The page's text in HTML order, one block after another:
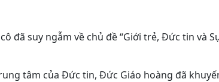
đã suy ngẫm về chủ đề “Giới trẻ, Đức tin và
tâm của Đức tin, Đức Giáo hoàng đã